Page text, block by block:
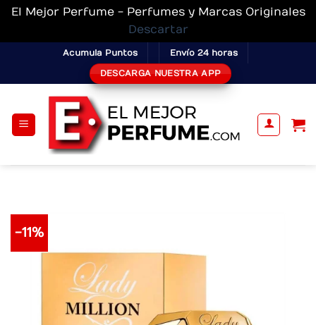
El Mejor Perfume - Perfumes y Marcas Originales
Descartar
content
Acumula Puntos Envío 24 horas
DESCARGA NUESTRA APP
-11%